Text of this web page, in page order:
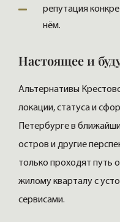
репутация
нём.
Настоящее и
Альтернативы
локации, статуса и
Петербурге в
остров и другие
только проходят путь
жилому кварталу с
сервисами.